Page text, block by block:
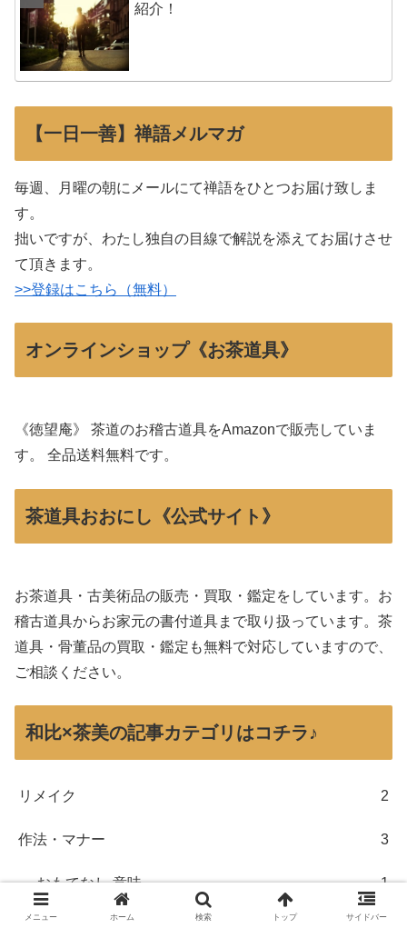
紹介！
【一日一善】禅語メルマガ
毎週、月曜の朝にメールにて禅語をひとつお届け致しま
す。
拙いですが、わたし独自の目線で解説を添えてお届けさせ
て頂きます。
>>登録はこちら（無料）
オンラインショップ《お茶道具》
《徳望庵》 茶道のお稽古道具をAmazonで販売していま
す。 全品送料無料です。
茶道具おおにし《公式サイト》
お茶道具・古美術品の販売・買取・鑑定をしています。お
稽古道具からお家元の書付道具まで取り扱っています。茶
道具・骨董品の買取・鑑定も無料で対応していますので、
ご相談ください。
和比×茶美の記事カテゴリはコチラ♪
リメイク 2
作法・マナー 3
おもてなし 意味 1
メニュー ホーム 検索 トップ サイドバー